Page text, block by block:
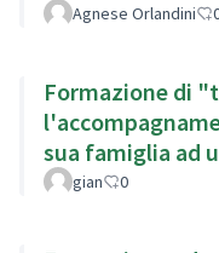
Agnese Orlandini
Formazione di
sua famiglia ad
gian 0